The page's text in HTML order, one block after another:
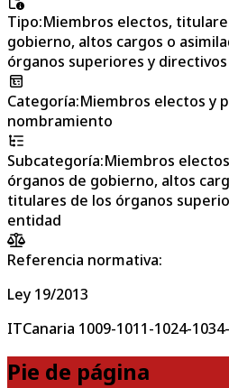
Tipo:Miembros electos,
gobierno, altos cargos o
órganos superiores y
Categoría:Miembros electos y
nombramiento
Subcategoría:Miembros
órganos de gobierno, altos
titulares de los órganos
entidad
Referencia normativa:
Ley 19/2013
ITCanaria 1009-1011-1024-
Pie de página